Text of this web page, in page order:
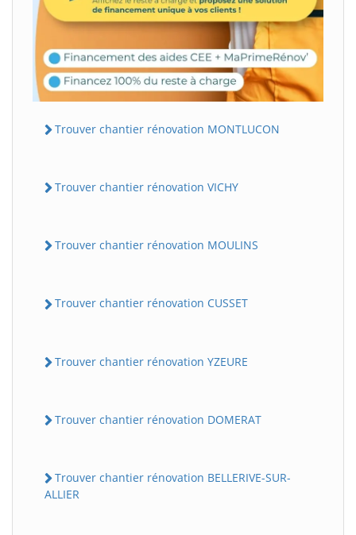
Trouver chantier rénovation MONTLUCON
Trouver chantier rénovation VICHY
Trouver chantier rénovation MOULINS
Trouver chantier rénovation CUSSET
Trouver chantier rénovation YZEURE
Trouver chantier rénovation DOMERAT
Trouver chantier rénovation BELLERIVE-SUR-
ALLIER